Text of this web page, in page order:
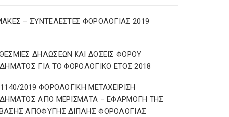
– ΣΥΝΤΕΛΕΣΤΕΣ ΦΟΡΟΛΟΓΙΑΣ 2019
ΔΗΛΩΣΕΩΝ ΚΑΙ ΔΟΣΕΙΣ ΦΟΡΟΥ
ΓΙΑ ΤΟ ΦΟΡΟΛΟΓΙΚΟ ΕΤΟΣ 2018
2019 ΦΟΡΟΛΟΓΙΚΗ ΜΕΤΑΧΕΙΡΙΣΗ
ΑΠΟ ΜΕΡΙΣΜΑΤΑ – ΕΦΑΡΜΟΓΗ ΤΗΣ
ΑΠΟΦΥΓΗΣ ΔΙΠΛΗΣ ΦΟΡΟΛΟΓΙΑΣ